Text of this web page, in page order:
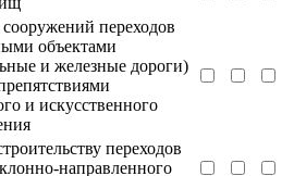
сооружений переходов
объектами
и железные дороги)
и искусственного
переходов
направленного